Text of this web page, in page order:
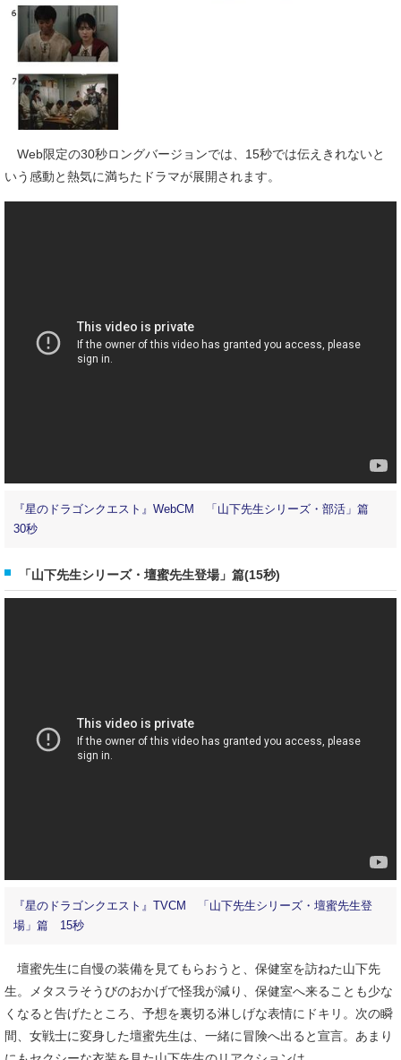
Web限定の30秒ロングバージョンでは、15秒では伝えきれないと
いう感動と熱気に満ちたドラマが展開されます。
『星のドラゴンクエスト』WebCM 「山下先生シリーズ・部活」篇
30秒
「山下先生シリーズ・壇蜜先生登場」篇(15秒)
『星のドラゴンクエスト』TVCM 「山下先生シリーズ・壇蜜先生登
場」篇 15秒
壇蜜先生に自慢の装備を見てもらおうと、保健室を訪ねた山下先
生。メタスラそうびのおかげで怪我が減り、保健室へ来ることも少な
くなると告げたところ、予想を裏切る淋しげな表情にドキリ。次の瞬
間、女戦士に変身した壇蜜先生は、一緒に冒険へ出ると宣言。あまり